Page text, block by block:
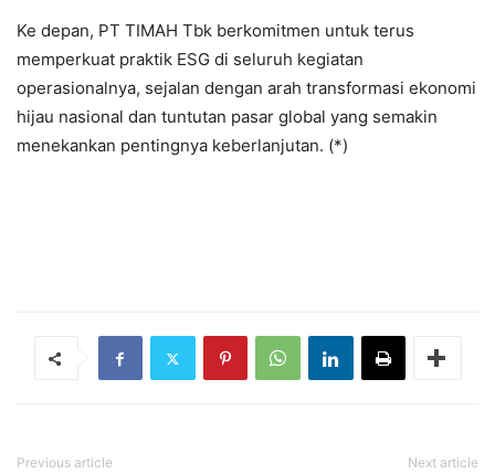
Ke depan, PT TIMAH Tbk berkomitmen untuk terus
memperkuat praktik ESG di seluruh kegiatan
operasionalnya, sejalan dengan arah transformasi ekonomi
hijau nasional dan tuntutan pasar global yang semakin
menekankan pentingnya keberlanjutan. (*)
Previous article Next article